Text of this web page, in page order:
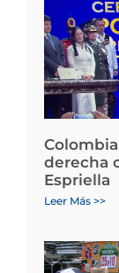
derecha
Espriella
Leer Más >>